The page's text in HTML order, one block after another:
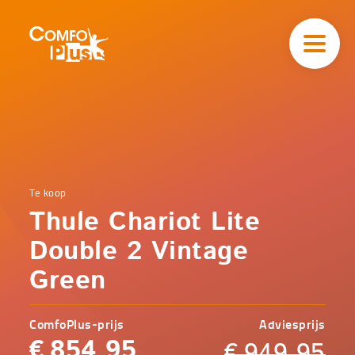
Home
Veilig
onderweg
Thule
Chariot
Lite
Vintage
Green
Comfoplus
-
Te koop
Thule Chariot Lite
Double 2 Vintage
Green
ComfoPlus-prijs Adviesprijs
navigatieComfoPlus